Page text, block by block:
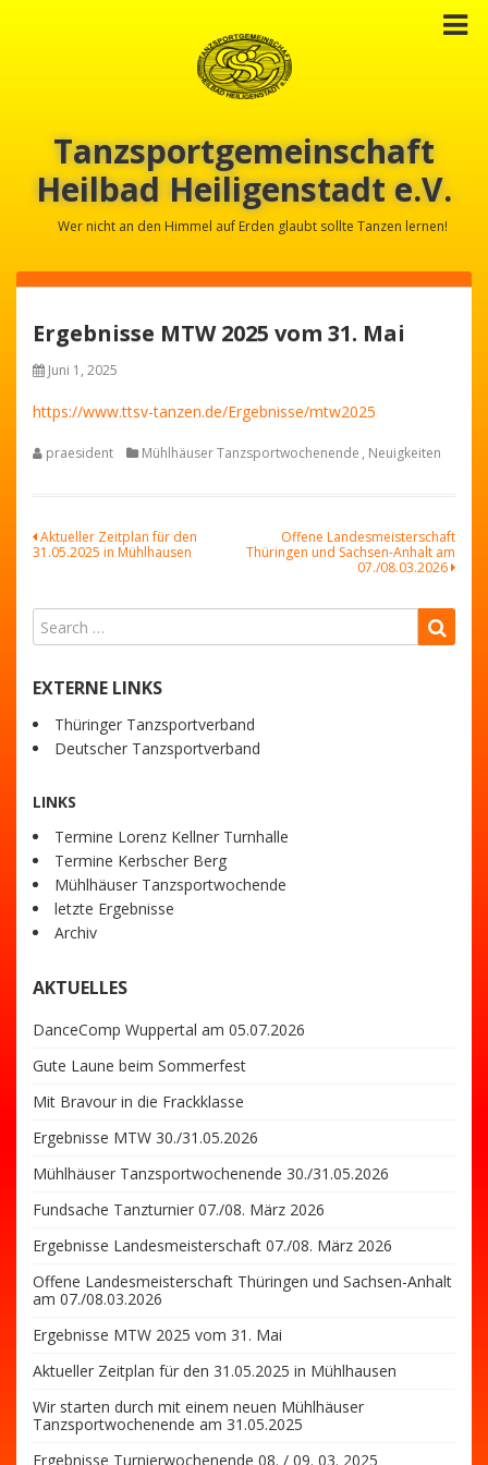
Tanzsportgemeinschaft
Heilbad Heiligenstadt e.V.
Wer nicht an den Himmel auf Erden glaubt sollte Tanzen lernen!
Ergebnisse MTW 2025 vom 31. Mai
Juni 1, 2025
https://www.ttsv-tanzen.de/Ergebnisse/mtw2025
praesident Mühlhäuser Tanzsportwochenende , Neuigkeiten
Beitragsnavigation
Aktueller Zeitplan für den
31.05.2025 in Mühlhausen
Offene Landesmeisterschaft
Thüringen und Sachsen-Anhalt am
07./08.03.2026
EXTERNE LINKS
Thüringer Tanzsportverband
Deutscher Tanzsportverband
LINKS
Termine Lorenz Kellner Turnhalle
Termine Kerbscher Berg
Mühlhäuser Tanzsportwochende
letzte Ergebnisse
Archiv
AKTUELLES
DanceComp Wuppertal am 05.07.2026
Gute Laune beim Sommerfest
Mit Bravour in die Frackklasse
Ergebnisse MTW 30./31.05.2026
Mühlhäuser Tanzsportwochenende 30./31.05.2026
Fundsache Tanzturnier 07./08. März 2026
Ergebnisse Landesmeisterschaft 07./08. März 2026
Offene Landesmeisterschaft Thüringen und Sachsen-Anhalt
am 07./08.03.2026
Ergebnisse MTW 2025 vom 31. Mai
Aktueller Zeitplan für den 31.05.2025 in Mühlhausen
Wir starten durch mit einem neuen Mühlhäuser
Tanzsportwochenende am 31.05.2025
Ergebnisse Turnierwochenende 08. / 09. 03. 2025